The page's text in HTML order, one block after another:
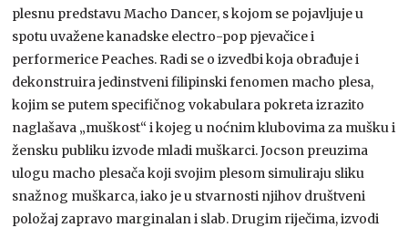
plesnu predstavu Macho Dancer, s kojom se pojavljuje u
spotu uvažene kanadske electro-pop pjevačice i
performerice Peaches. Radi se o izvedbi koja obrađuje i
dekonstruira jedinstveni filipinski fenomen macho plesa,
kojim se putem specifičnog vokabulara pokreta izrazito
naglašava „muškost“ i kojeg u noćnim klubovima za mušku i
žensku publiku izvode mladi muškarci. Jocson preuzima
ulogu macho plesača koji svojim plesom simuliraju sliku
snažnog muškarca, iako je u stvarnosti njihov društveni
položaj zapravo marginalan i slab. Drugim riječima, izvodi